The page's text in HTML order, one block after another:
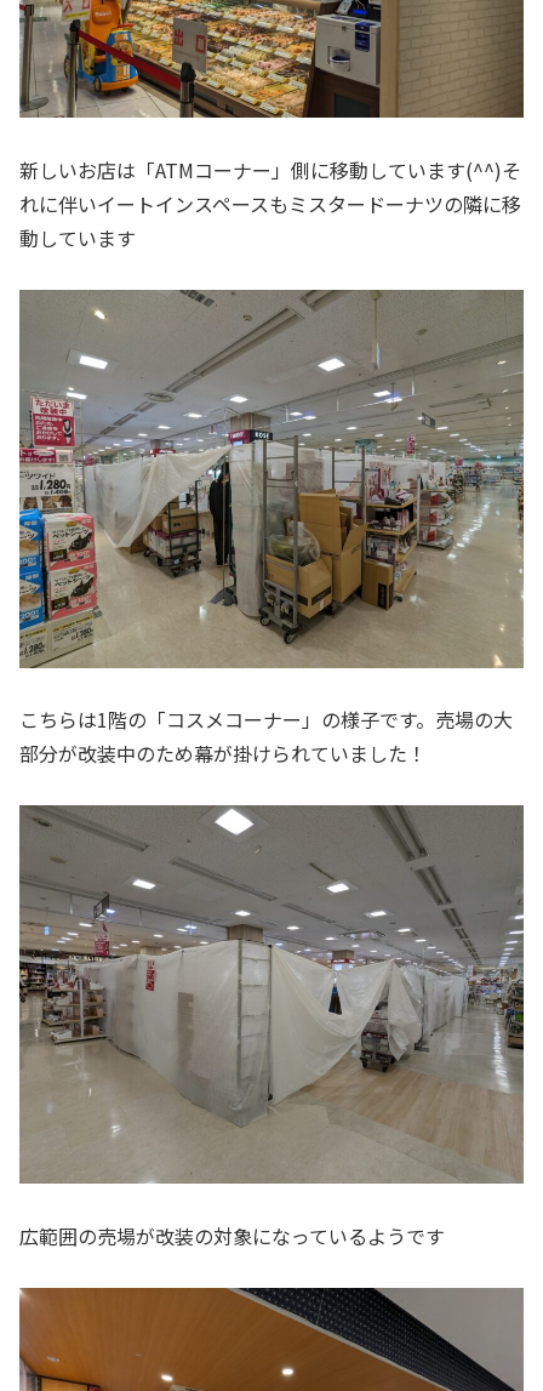
新しいお店は「ATMコーナー」側に移動しています(^^)そ
れに伴いイートインスペースもミスタードーナツの隣に移
動しています
こちらは1階の「コスメコーナー」の様子です。売場の大
部分が改装中のため幕が掛けられていました！
広範囲の売場が改装の対象になっているようです